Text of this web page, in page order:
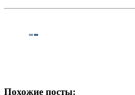
Похожие посты: